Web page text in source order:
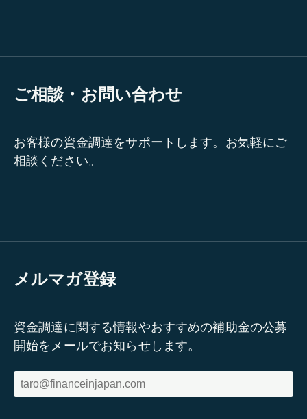
ご相談・お問い合わせ
お客様の資金調達をサポートします。お気軽にご
相談ください。
メルマガ登録
資金調達に関する情報やおすすめの補助金の公募
開始をメールでお知らせします。